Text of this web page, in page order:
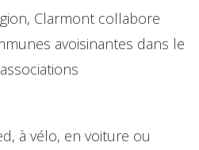
Clarmont collabore
avoisinantes dans le
à vélo, en voiture ou